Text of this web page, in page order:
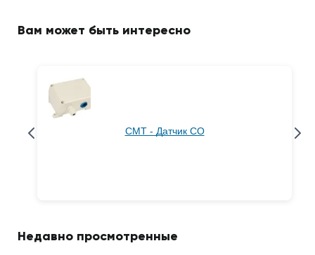
Вам может быть интересно
CMT - Датчик CO
Недавно просмотренные